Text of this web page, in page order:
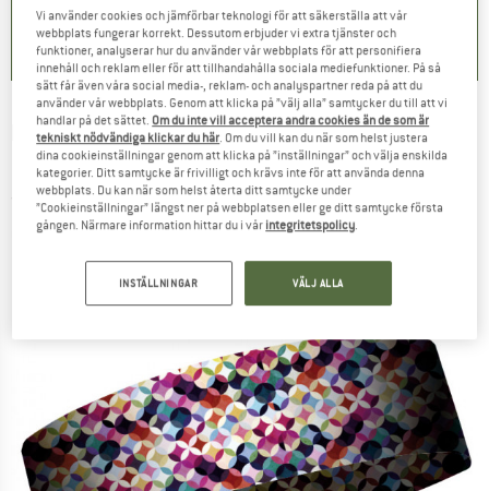
)
4,4(8) 0,0( 0)
MATT -Coolmax Eco Narrow Headband -
Pannband
(0)
Vi använder cookies och jämförbar teknologi för att säkerställa att vår
webbplats fungerar korrekt. Dessutom erbjuder vi extra tjänster och
funktioner, analyserar hur du använder vår webbplats för att personifiera
innehåll och reklam eller för att tillhandahålla sociala mediefunktioner. På så
sätt får även våra social media-, reklam- och analyspartner reda på att du
använder vår webbplats. Genom att klicka på ”välj alla” samtycker du till att vi
handlar på det sättet. Om du inte vill acceptera andra cookies än de som är
tekniskt nödvändiga klickar du här. Om du vill kan du när som helst justera
dina cookieinställningar genom att klicka på ”inställningar” och välja enskilda
kategorier. Ditt samtycke är frivilligt och krävs inte för att använda denna
webbplats. Du kan när som helst återta ditt samtycke under
”Cookieinställningar” längst ner på webbplatsen eller ge ditt samtycke första
gången. Närmare information hittar du i vår integritetspolicy.
INSTÄLLNINGAR VÄLJ ALLA